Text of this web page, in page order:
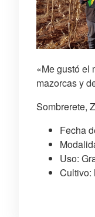
«Me gustó el
mazorcas y
Sombrerete,
Fecha
Uso:
Cultivo: